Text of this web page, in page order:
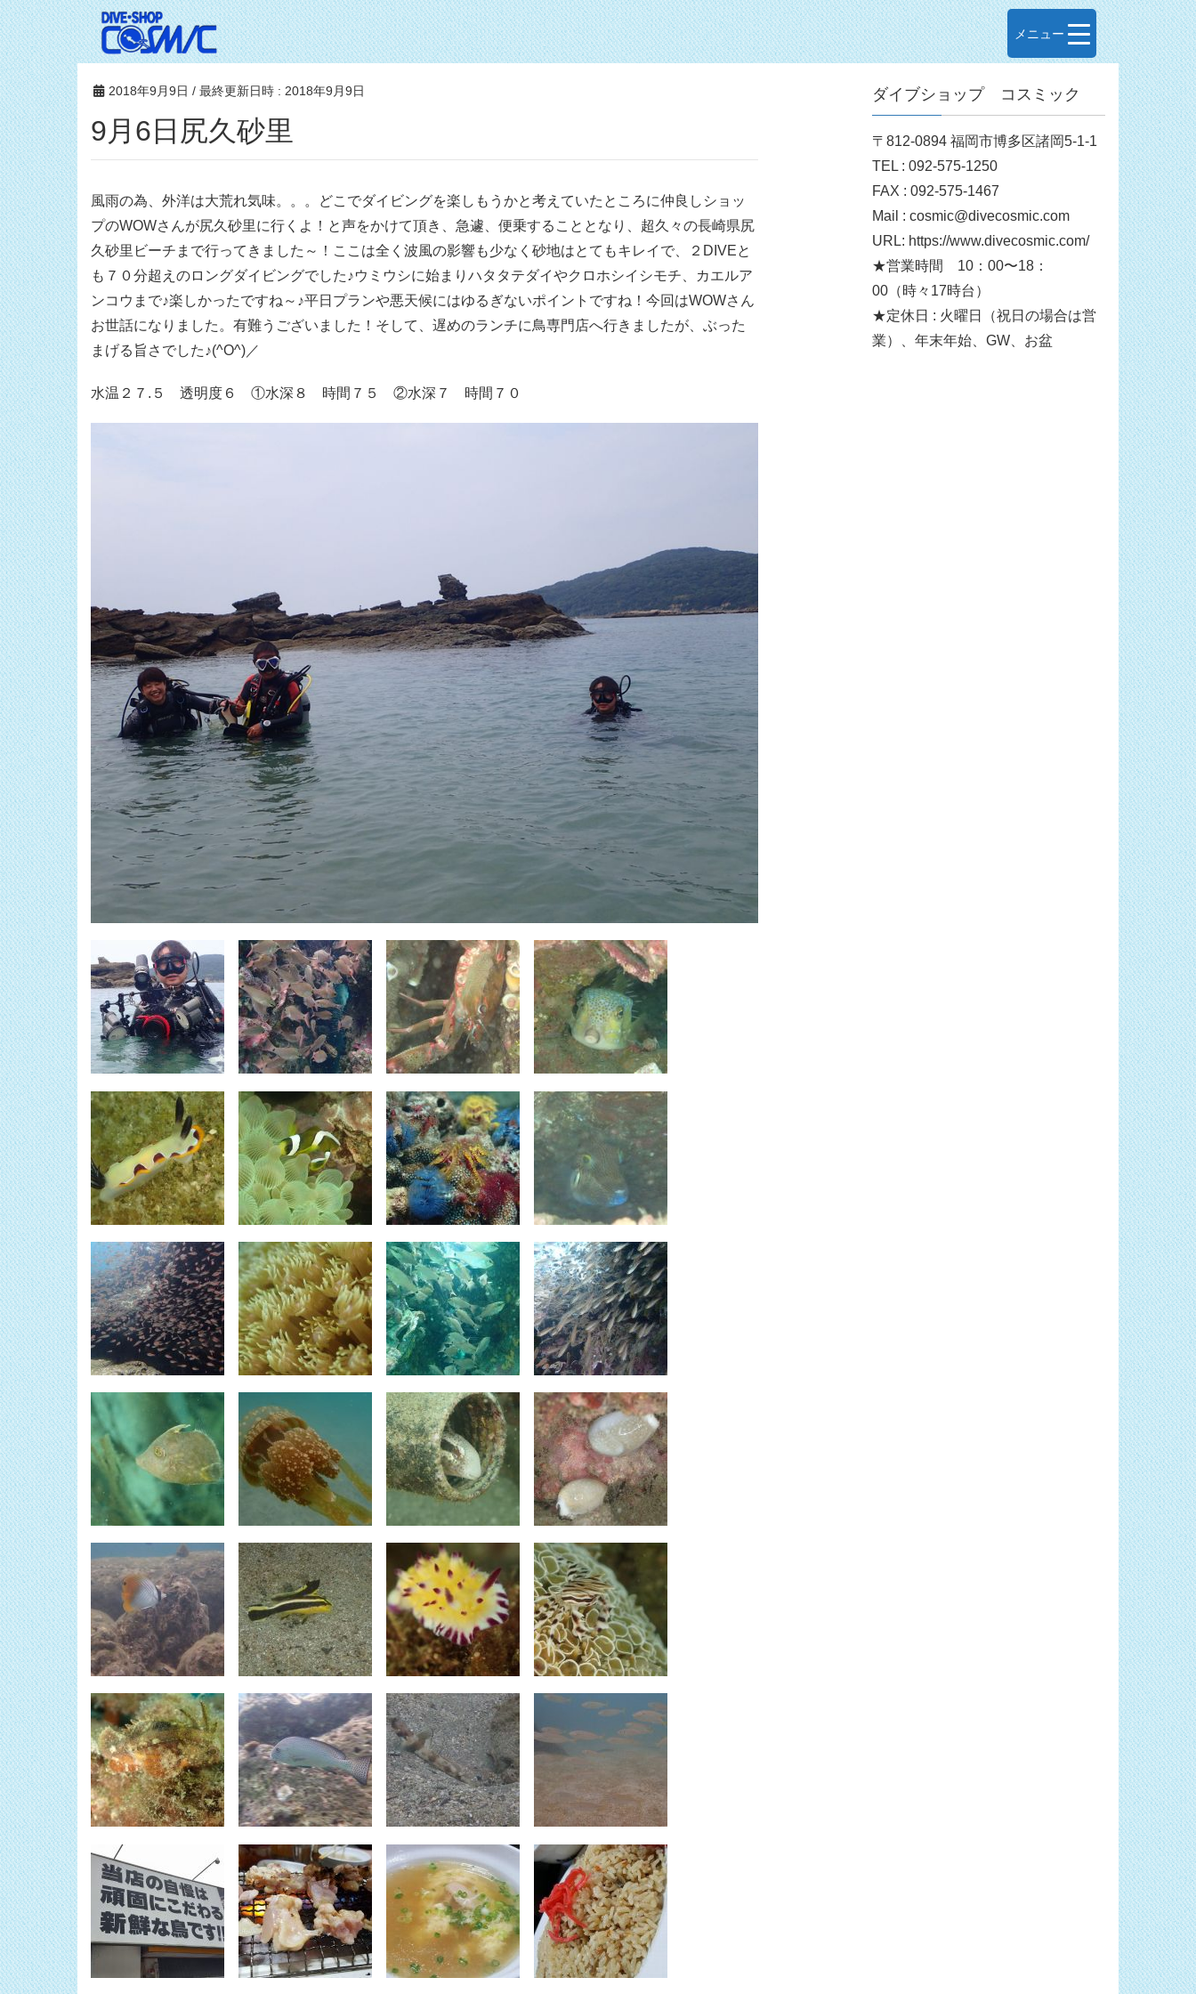
メニュー
2018年9月9日 / 最終更新日時 : 2018年9月9日
9月6日尻久砂里
風雨の為、外洋は大荒れ気味。。。どこでダイビングを楽しもうかと考えていたところに仲良しショッ
プのWOWさんが尻久砂里に行くよ！と声をかけて頂き、急遽、便乗することとなり、超久々の長崎県尻
久砂里ビーチまで行ってきました～！ここは全く波風の影響も少なく砂地はとてもキレイで、２DIVEと
も７０分超えのロングダイビングでした♪ウミウシに始まりハタタテダイやクロホシイシモチ、カエルア
ンコウまで♪楽しかったですね～♪平日プランや悪天候にはゆるぎないポイントですね！今回はWOWさん
お世話になりました。有難うございました！そして、遅めのランチに鳥専門店へ行きましたが、ぶった
まげる旨さでした♪(^O^)／
水温２７.５ 透明度６ ①水深８ 時間７５ ②水深７ 時間７０
ダイブショップ コスミック
〒812-0894 福岡市博多区諸岡5-1-1
TEL : 092-575-1250
FAX : 092-575-1467
Mail : cosmic@divecosmic.com
URL: https://www.divecosmic.com/
★営業時間 10：00〜18：
00（時々17時台）
★定休日 : 火曜日（祝日の場合は営
業）、年末年始、GW、お盆